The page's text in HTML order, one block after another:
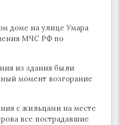
доме на улице Умара
МЧС РФ по
из здания были
момент возгорание
с жильцами на месте
все пострадавшие